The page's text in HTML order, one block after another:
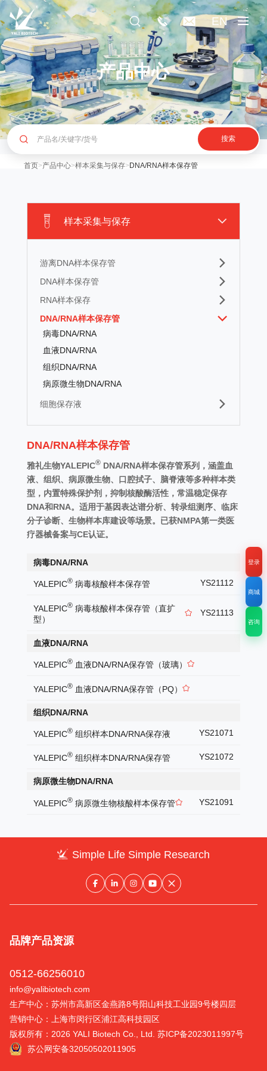
EN
产品中心
搜索
首页>产品中心>样本采集与保存>DNA/RNA样本保存管
样本采集与保存
游离DNA样本保存管
DNA样本保存管
RNA样本保存
DNA/RNA样本保存管
病毒DNA/RNA
血液DNA/RNA
组织DNA/RNA
病原微生物DNA/RNA
细胞保存液
DNA/RNA样本保存管
雅礼生物YALEPIC®DNA/RNA样本保存管系列，涵盖血
液、组织、病原微生物、口腔拭子、脑脊液等多种样本类
型，内置特殊保护剂，抑制核酸酶活性，常温稳定保存
DNA和RNA。适用于基因表达谱分析、转录组测序、临床
分子诊断、生物样本库建设等场景。已获NMPA第一类医
疗器械备案与CE认证。
病毒DNA/RNA
YALEPIC®病毒核酸样本保存管 YS21112
YALEPIC®病毒核酸样本保存管（直扩
型）
YS21113
血液DNA/RNA
YALEPIC®血液DNA/RNA保存管（玻璃）
YALEPIC®血液DNA/RNA保存管（PQ）
组织DNA/RNA
YALEPIC®组织样本DNA/RNA保存液 YS21071
YALEPIC®组织样本DNA/RNA保存管 YS21072
病原微生物DNA/RNA
YALEPIC®病原微生物核酸样本保存管 YS21091
Simple Life Simple Research
品牌产品资源
0512-66256010
info@yalibiotech.com
生产中心：苏州市高新区金燕路8号阳山科技工业园9号楼四层
营销中心：上海市闵行区浦江高科技园区
版权所有：2026 YALI Biotech Co., Ltd. 苏ICP备2023011997号
苏公网安备32050502011905
登录
商城
咨询